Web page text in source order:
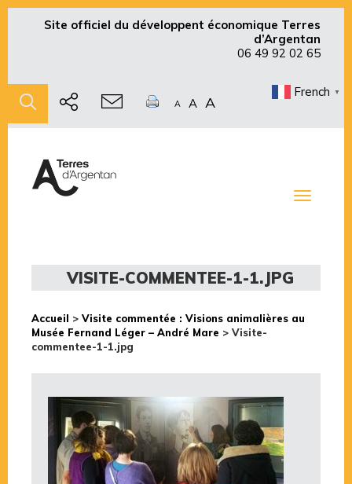
Site officiel du développent économique Terres
d’Argentan
06 49 92 02 65
A A A
French ▼
Toggle
VISITE-COMMENTEE-1-1.JPG
Accueil > Visite commentée : Visions animalières au
Musée Fernand Léger – André Mare > Visite-
commentee-1-1.jpg